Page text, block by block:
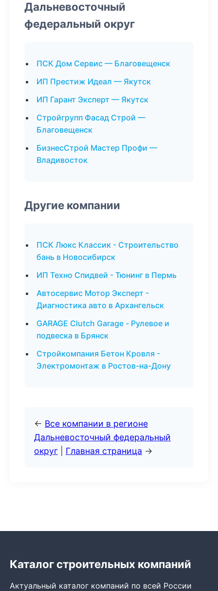
Дальневосточный
федеральный округ
ПСК Дом Сервис — Благовещенск
ИП Престиж Идеал — Якутск
ИП Гарант Эксперт — Якутск
Стройгрупп Фасад Строй —
Благовещенск
БизнесСтрой Мастер Профи —
Владивосток
Другие компании
ПСК Люкс Классик - Строительство
бань в Новосибирск
ИП Техно Спидвей - Тюнинг в Пермь
Автосервис Мотор Эксперт -
Диагностика авто в Архангельск
GARAGE Clutch Garage - Рулевое и
подвеска в Брянск
Стройкомпания Бетон Кровля -
Электромонтаж в Ростов-на-Дону
← Все компании в регионе
Дальневосточный федеральный
округ
Главная страница →
Каталог строительных компаний
Актуальный каталог компаний по всей России